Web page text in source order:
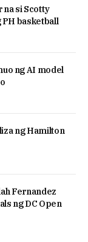
na si Scotty
PH basketball
ng AI model
ng Hamilton
Fernandez
ng DC Open